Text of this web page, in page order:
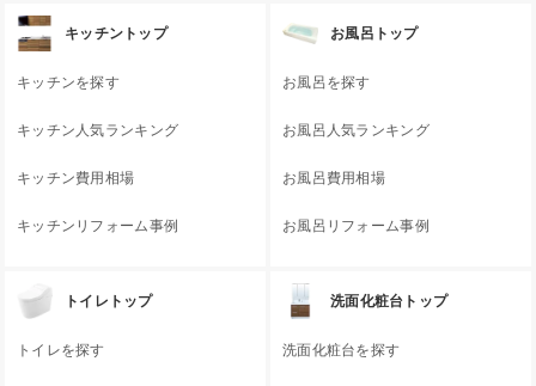
キッチントップ
キッチンを探す
キッチン人気ランキング
キッチン費用相場
キッチンリフォーム事例
お風呂トップ
お風呂を探す
お風呂人気ランキング
お風呂費用相場
お風呂リフォーム事例
トイレトップ
トイレを探す
洗面化粧台トップ
洗面化粧台を探す